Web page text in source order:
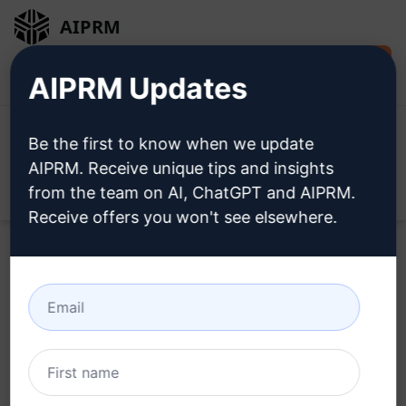
AIPRM
gratuitamente
Home / Prompt dell’intelligenza artificiale / SEO Prompts
Keywords Prompts
Strategia di Backlink con Parola Chiave
AIPRM Updates
Be the first to know when we update
AIPRM. Receive unique tips and insights
from the team on AI, ChatGPT and AIPRM.
Receive offers you won't see elsewhere.